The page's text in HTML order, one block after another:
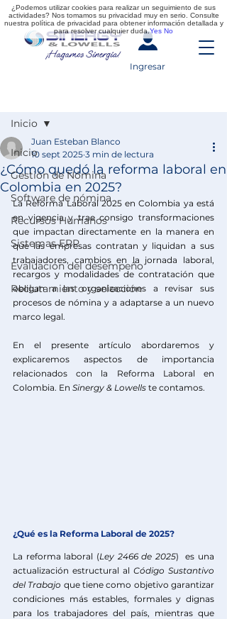
Ingresar
Inicio
Gestión de Nómina
Software de nómina
Recursos Humanos
Sistemas ERP
Evaluación del desempeño
Reclutamiento y selección
Inicio
¿Cómo quedó la reforma laboral en
Colombia en 2025?
Juan Esteban Blanco
10 sept 2025 3 min de lectura
La Reforma Laboral 2025 en Colombia ya está
en vigencia y trae consigo transformaciones
que impactan directamente en la manera en
que las empresas contratan y liquidan a sus
trabajadores, cambios en la jornada laboral,
recargos y modalidades de contratación que
obligan a las organizaciones a revisar sus
procesos de nómina y a adaptarse a un nuevo
marco legal.
En el presente artículo abordaremos y
explicaremos aspectos de importancia
relacionados con la Reforma Laboral en
Colombia. En Sinergy & Lowells te contamos.
¿Qué es la Reforma Laboral de 2025?
La reforma laboral (Ley 2466 de 2025)
es una
actualización estructural al Código Sustantivo
del Trabajo que tiene como objetivo garantizar
condiciones más estables, formales y dignas
para los trabajadores del país, mientras que
¿Podemos utilizar cookies para realizar un seguimiento de sus
actividades? Nos tomamos su privacidad muy en serio. Consulte
nuestra política de privacidad para obtener información detallada y
para resolver cualquier duda.Yes No